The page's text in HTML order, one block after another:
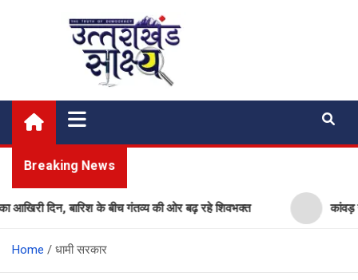
Uttarakhand Shakshya
My News Portal
Breaking News
बारिश के बीच गंतव्य की ओर बढ़ रहे शिवभक्त कांवड़ यात्रा का
Home धामी सरकार